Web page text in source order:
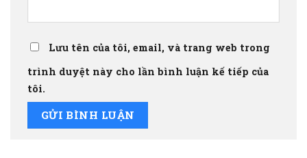
Lưu tên của tôi, email, và trang web trong
trình duyệt này cho lần bình luận kế tiếp của
tôi.